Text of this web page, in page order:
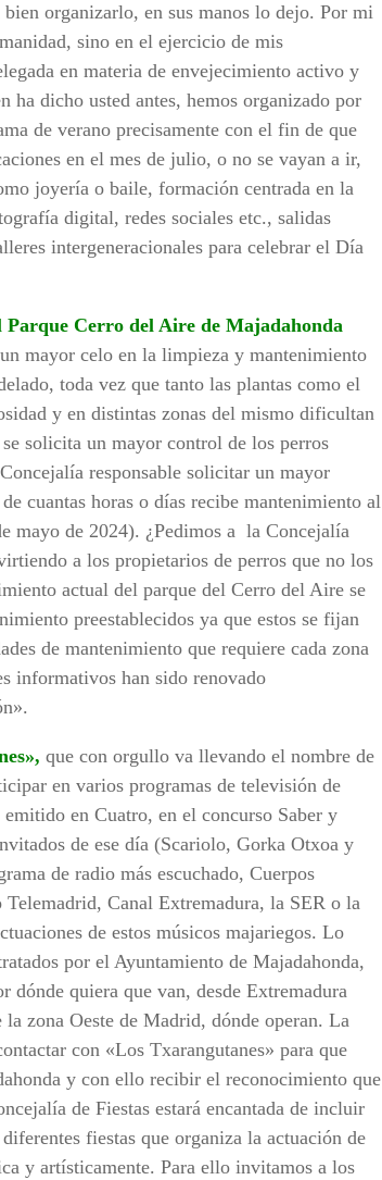
organizarlo, en sus manos lo dejo. Por mi
sino en el ejercicio de mis
en materia de envejecimiento activo y
ha dicho usted antes, hemos organizado por
de verano precisamente con el fin de que
en el mes de julio, o no se vayan a ir,
joyería o baile, formación centrada en la
digital, redes sociales etc., salidas
intergeneracionales para celebrar el Día
Parque Cerro del Aire de Majadahonda
mayor celo en la limpieza y mantenimiento
toda vez que tanto las plantas como el
y en distintas zonas del mismo dificultan
solicita un mayor control de los perros
responsable solicitar un mayor
cuantas horas o días recibe mantenimiento al
mayo de 2024). ¿Pedimos a la Concejalía
a los propietarios de perros que no los
actual del parque del Cerro del Aire se
preestablecidos ya que estos se fijan
de mantenimiento que requiere cada zona
informativos han sido renovado
que con orgullo va llevando el nombre de
en varios programas de televisión de
en Cuatro, en el concurso Saber y
de ese día (Scariolo, Gorka Otxoa y
de radio más escuchado, Cuerpos
Canal Extremadura, la SER o la
de estos músicos majariegos. Lo
por el Ayuntamiento de Majadahonda,
dónde quiera que van, desde Extremadura
zona Oeste de Madrid, dónde operan. La
con «Los Txarangutanes» para que
y con ello recibir el reconocimiento que
de Fiestas estará encantada de incluir
fiestas que organiza la actuación de
y artísticamente. Para ello invitamos a los